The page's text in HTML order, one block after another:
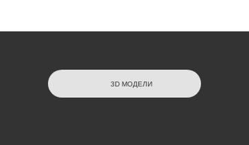
3D МОДЕЛИ